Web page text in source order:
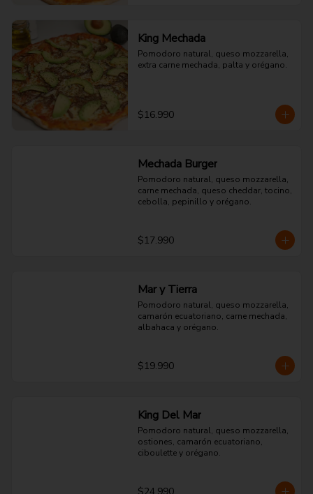
King Mechada
Pomodoro natural, queso mozzarella,
extra carne mechada, palta y orégano.
$16.990
Mechada Burger
Pomodoro natural, queso mozzarella,
carne mechada, queso cheddar, tocino,
cebolla, pepinillo y orégano.
$17.990
Mar y Tierra
Pomodoro natural, queso mozzarella,
camarón ecuatoriano, carne mechada,
albahaca y orégano.
$19.990
King Del Mar
Pomodoro natural, queso mozzarella,
ostiones, camarón ecuatoriano,
ciboulette y orégano.